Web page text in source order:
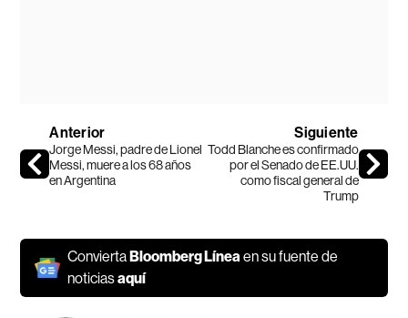
Anterior
Jorge Messi, padre de Lionel
Messi, muere a los 68 años
en Argentina
Siguiente
Todd Blanche es confirmado
por el Senado de EE.UU.
como fiscal general de
Trump
ConviertaBloomberg Líneaen su fuente de
noticiasaquí